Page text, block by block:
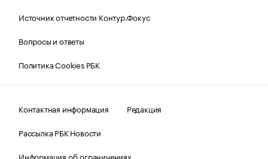
Источник отчетности Контур.Фокус
Вопросы и ответы
Политика Cookies РБК
Контактная информация
Редакция
Рассылка РБК Новости
Информация об ограничениях